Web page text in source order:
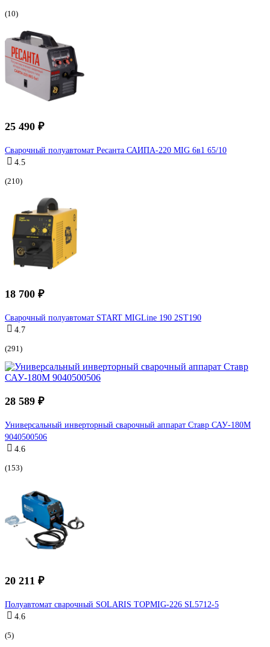
(10)
25 490 ₽
Сварочный полуавтомат Ресанта САИПА-220 MIG 6в1 65/10
4.5
(210)
18 700 ₽
Сварочный полуавтомат START MIGLine 190 2ST190
4.7
(291)
28 589 ₽
Универсальный инверторный сварочный аппарат Ставр САУ-180М
9040500506
4.6
(153)
20 211 ₽
Полуавтомат сварочный SOLARIS TOPMIG-226 SL5712-5
4.6
(5)